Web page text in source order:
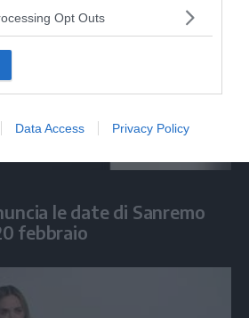
Opt Outs
Data Access Privacy Policy
le date di Sanremo
febbraio